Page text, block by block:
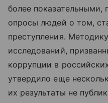
более показательными,
опросы людей о том,
преступления.
исследований,
коррупции в
утвердило еще
их результаты не